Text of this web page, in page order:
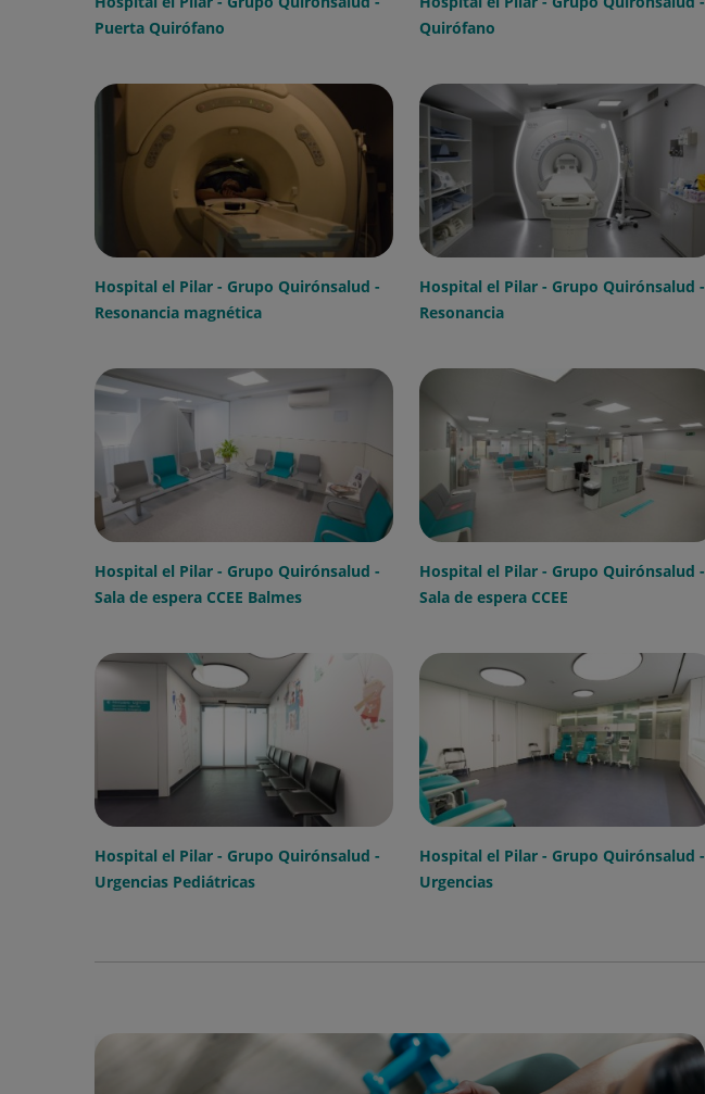
Puerta Quirófano
Quirófano
Hospital el Pilar - Grupo Quirónsalud -
Resonancia magnética
Hospital el Pilar - Grupo Quirónsalud -
Resonancia
Hospital el Pilar - Grupo Quirónsalud -
Sala de espera CCEE Balmes
Hospital el Pilar - Grupo Quirónsalud -
Sala de espera CCEE
Hospital el Pilar - Grupo Quirónsalud -
Urgencias Pediátricas
Hospital el Pilar - Grupo Quirónsalud -
Urgencias